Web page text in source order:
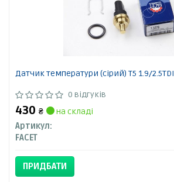
Датчик температури (сірий) T5 1.9/2.5TDI
0 відгуків
430 ₴
на складі
Артикул:
FACET
ПРИДБАТИ